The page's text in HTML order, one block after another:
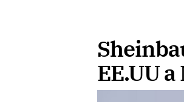
EE.UU